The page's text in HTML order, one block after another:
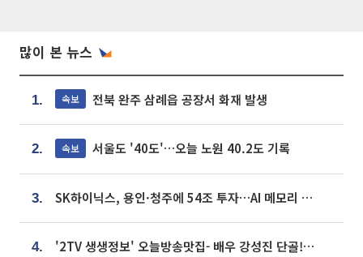
많이 본 뉴스
1. 속보 전북 완주 삼례읍 공장서 화재 발생
2. 속보 서울도 '40도'…오늘 노원 40.2도 기록
3. SK하이닉스, 용인·청주에 54조 투자…AI 메모리 생산기지 키운다
4. '2TV 생생정보' 오늘방송맛집- 배우 강성진 단골! 쌀국수ㆍ푸팟퐁 커리 맛집 '블○○○'